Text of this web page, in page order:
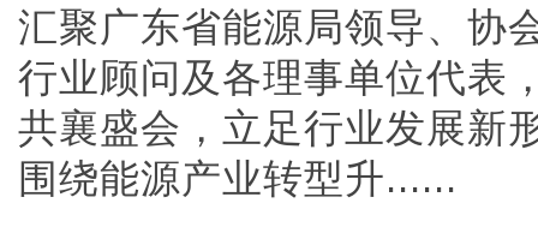
汇聚广东省能源局领导、协
行业顾问及各理事单位代表
共襄盛会，立足行业发展新
围绕能源产业转型升......